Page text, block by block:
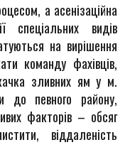
а асенізаційна
спеціальних видів
на вирішення
команду фахівців,
зливних ям у м.
до певного району,
факторів – обсяг
віддаленість